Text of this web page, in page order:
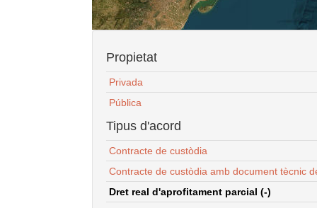
Propietat
Privada
Pública
Tipus d'acord
Contracte de custòdia
Contracte de custòdia amb document tècnic
Dret real d'aprofitament parcial (-)